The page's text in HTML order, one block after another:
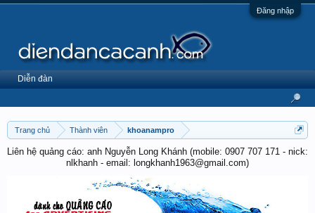
Đăng nhập
Trang chủ Thành viên khoanampro
Liên hệ quảng cáo: anh Nguyễn Long Khánh (mobile: 0907 707 171 - nick:
nlkhanh - email: longkhanh1963@gmail.com)
Diễn đàn